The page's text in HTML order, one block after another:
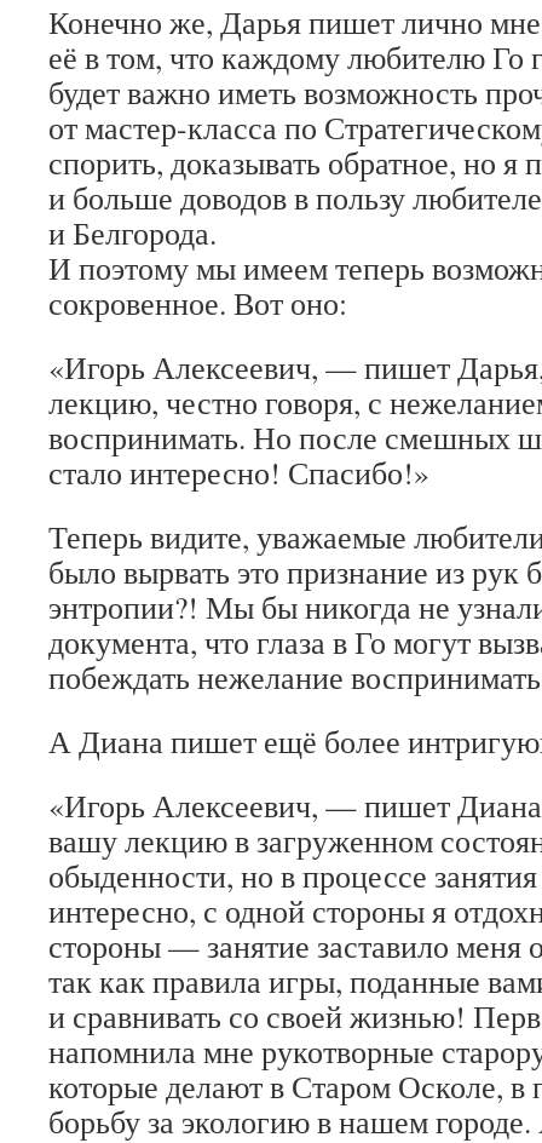
Конечно же, Дарья пишет лично
её в том, что каждому любителю Го
будет важно иметь возможность
от мастер-класса по
спорить, доказывать обратное, но я
и больше доводов в пользу
и Белгорода.
И поэтому мы имеем теперь
сокровенное. Вот оно:
«Игорь Алексеевич, — пишет
лекцию, честно говоря, с
воспринимать. Но после смешных
стало интересно! Спасибо!»
Теперь видите, уважаемые
было вырвать это признание из рук
энтропии?! Мы бы никогда не
документа, что глаза в Го могут
побеждать нежелание
А Диана пишет ещё более
«Игорь Алексеевич, — пишет
вашу лекцию в загруженном
обыденности, но в процессе
интересно, с одной стороны я
стороны — занятие заставило меня
так как правила игры, поданные
и сравнивать со своей жизнью!
напомнила мне рукотворные
которые делают в Старом Осколе,
борьбу за экологию в нашем